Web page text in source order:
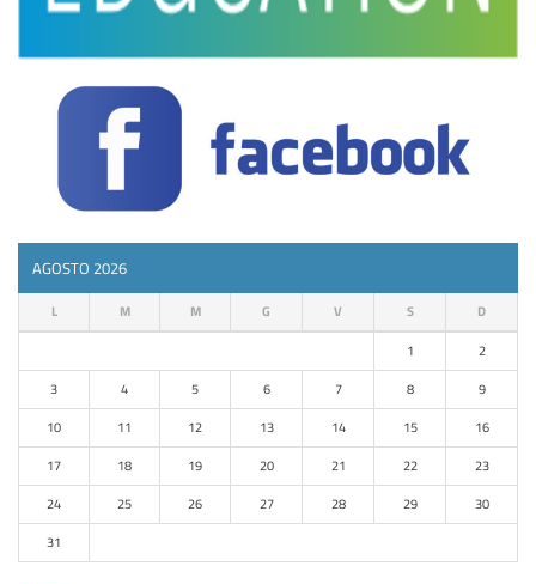
AGOSTO 2026
L M M G V S D
1
2
3
4 5 6 7 8
9
10
11 12 13 14 15
16
17
18 19 20 21 22
23
24
25 26 27 28 29
30
31